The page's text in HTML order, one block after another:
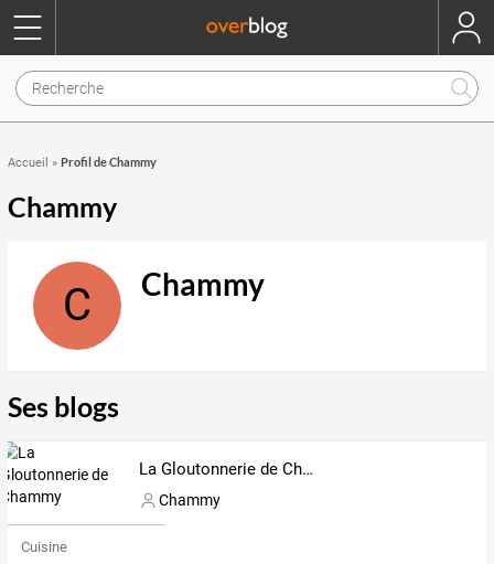
Accueil » Profil de Chammy
Chammy
C Chammy
Ses blogs
La Gloutonnerie de Chammy
Chammy
Cuisine